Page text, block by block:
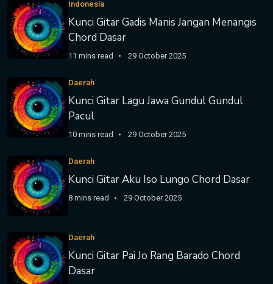
Indonesia
Kunci Gitar Gadis Manis Jangan Menangis
Chord Dasar
11 mins read 29 October 2025
Daerah
Kunci Gitar Lagu Jawa Gundul Gundul
Pacul
10 mins read 29 October 2025
Daerah
Kunci Gitar Aku Iso Lungo Chord Dasar
8 mins read 29 October 2025
Daerah
Kunci Gitar Pai Jo Rang Barado Chord
Dasar